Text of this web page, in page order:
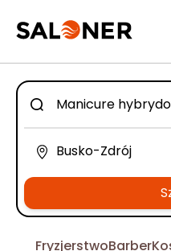
FryzjerstwoBarber